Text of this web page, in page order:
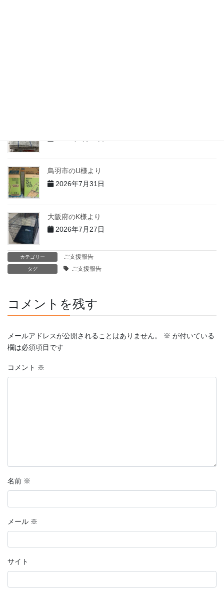
鳥羽市のU様より
2026年7月31日
大阪府のK様より
2026年7月27日
カテゴリー ご支援報告
タグ ご支援報告
コメントを残す
メールアドレスが公開されることはありません。 ※ が付いている
欄は必須項目です
コメント ※
名前 ※
メール ※
サイト